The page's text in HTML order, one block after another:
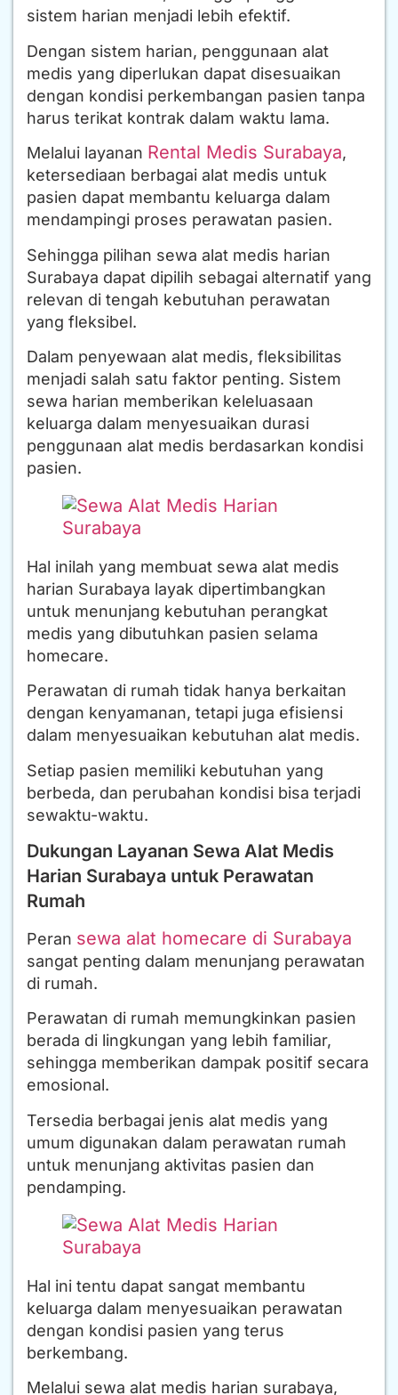
sistem harian menjadi lebih efektif.
Dengan sistem harian, penggunaan alat
medis yang diperlukan dapat disesuaikan
dengan kondisi perkembangan pasien tanpa
harus terikat kontrak dalam waktu lama.
Melalui layanan Rental Medis Surabaya,
ketersediaan berbagai alat medis untuk
pasien dapat membantu keluarga dalam
mendampingi proses perawatan pasien.
Sehingga pilihan sewa alat medis harian
Surabaya dapat dipilih sebagai alternatif yang
relevan di tengah kebutuhan perawatan
yang fleksibel.
Dalam penyewaan alat medis, fleksibilitas
menjadi salah satu faktor penting. Sistem
sewa harian memberikan keleluasaan
keluarga dalam menyesuaikan durasi
penggunaan alat medis berdasarkan kondisi
pasien.
Hal inilah yang membuat sewa alat medis
harian Surabaya layak dipertimbangkan
untuk menunjang kebutuhan perangkat
medis yang dibutuhkan pasien selama
homecare.
Perawatan di rumah tidak hanya berkaitan
dengan kenyamanan, tetapi juga efisiensi
dalam menyesuaikan kebutuhan alat medis.
Setiap pasien memiliki kebutuhan yang
berbeda, dan perubahan kondisi bisa terjadi
sewaktu-waktu.
Dukungan Layanan Sewa Alat Medis
Harian Surabaya untuk Perawatan
Rumah
Peran sewa alat homecare di Surabaya
sangat penting dalam menunjang perawatan
di rumah.
Perawatan di rumah memungkinkan pasien
berada di lingkungan yang lebih familiar,
sehingga memberikan dampak positif secara
emosional.
Tersedia berbagai jenis alat medis yang
umum digunakan dalam perawatan rumah
untuk menunjang aktivitas pasien dan
pendamping.
Hal ini tentu dapat sangat membantu
keluarga dalam menyesuaikan perawatan
dengan kondisi pasien yang terus
berkembang.
Melalui sewa alat medis harian surabaya,